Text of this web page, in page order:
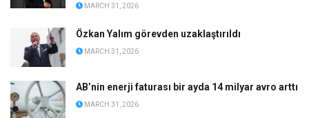
MARCH 31, 2026
Özkan Yalım görevden uzaklaştırıldı
MARCH 31, 2026
AB’nin enerji faturası bir ayda 14 milyar avro arttı
MARCH 31, 2026